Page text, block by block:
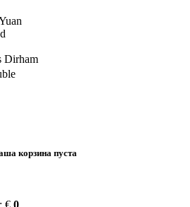
Dirham
корзина пуста
€ 0